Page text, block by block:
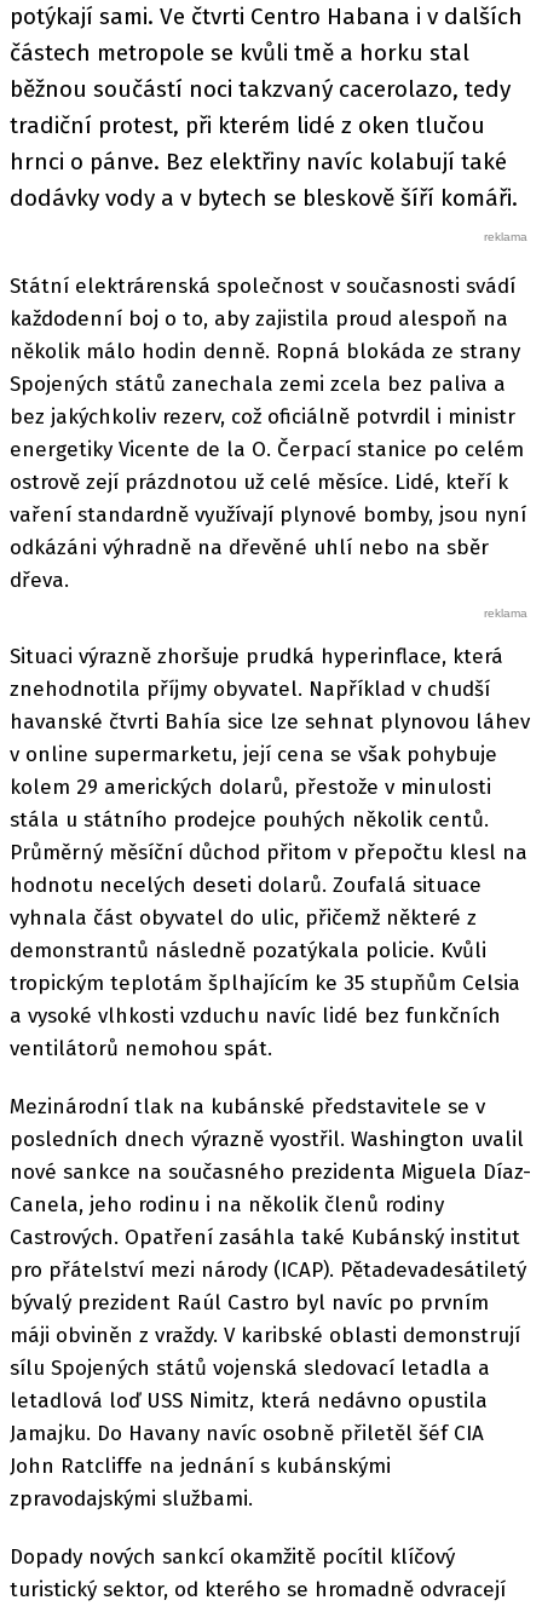
potýkají sami. Ve čtvrti Centro Habana i v dalších
částech metropole se kvůli tmě a horku stal
běžnou součástí noci takzvaný cacerolazo, tedy
tradiční protest, při kterém lidé z oken tlučou
hrnci o pánve. Bez elektřiny navíc kolabují také
dodávky vody a v bytech se bleskově šíří komáři.
Státní elektrárenská společnost v současnosti svádí
každodenní boj o to, aby zajistila proud alespoň na
několik málo hodin denně. Ropná blokáda ze strany
Spojených států zanechala zemi zcela bez paliva a
bez jakýchkoliv rezerv, což oficiálně potvrdil i ministr
energetiky Vicente de la O. Čerpací stanice po celém
ostrově zejí prázdnotou už celé měsíce. Lidé, kteří k
vaření standardně využívají plynové bomby, jsou nyní
odkázáni výhradně na dřevěné uhlí nebo na sběr
dřeva.
Situaci výrazně zhoršuje prudká hyperinflace, která
znehodnotila příjmy obyvatel. Například v chudší
havanské čtvrti Bahía sice lze sehnat plynovou láhev
v online supermarketu, její cena se však pohybuje
kolem 29 amerických dolarů, přestože v minulosti
stála u státního prodejce pouhých několik centů.
Průměrný měsíční důchod přitom v přepočtu klesl na
hodnotu necelých deseti dolarů. Zoufalá situace
vyhnala část obyvatel do ulic, přičemž některé z
demonstrantů následně pozatýkala policie. Kvůli
tropickým teplotám šplhajícím ke 35 stupňům Celsia
a vysoké vlhkosti vzduchu navíc lidé bez funkčních
ventilátorů nemohou spát.
Mezinárodní tlak na kubánské představitele se v
posledních dnech výrazně vyostřil. Washington uvalil
nové sankce na současného prezidenta Miguela Díaz-
Canela, jeho rodinu i na několik členů rodiny
Castrových. Opatření zasáhla také Kubánský institut
pro přátelství mezi národy (ICAP). Pětadevadesátiletý
bývalý prezident Raúl Castro byl navíc po prvním
máji obviněn z vraždy. V karibské oblasti demonstrují
sílu Spojených států vojenská sledovací letadla a
letadlová loď USS Nimitz, která nedávno opustila
Jamajku. Do Havany navíc osobně přiletěl šéf CIA
John Ratcliffe na jednání s kubánskými
zpravodajskými službami.
Dopady nových sankcí okamžitě pocítil klíčový
turistický sektor, od kterého se hromadně odvracejí